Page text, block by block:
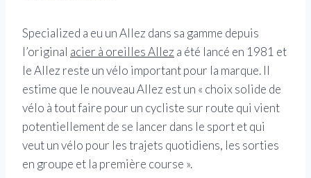
Specialized a eu un Allez dans sa gamme depuis
l’original acier à oreilles Allez a été lancé en 1981 et
le Allez reste un vélo important pour la marque. Il
estime que le nouveau Allez est un « choix solide de
vélo à tout faire pour un cycliste sur route qui vient
potentiellement de se lancer dans le sport et qui
veut un vélo pour les trajets quotidiens, les sorties
en groupe et la première course ».